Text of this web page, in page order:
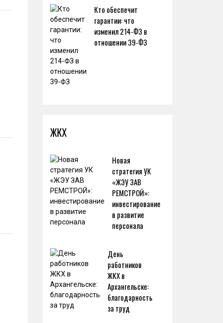
Кто обеспечит
гарантии: что
изменил 214-ФЗ в
отношении 39-ФЗ
ЖКХ
Новая
стратегия УК
«ЖЭУ ЗАВ
РЕМСТРОЙ»:
инвестирование
в развитие
персонала
День
работников
ЖКХ в
Архангельске:
благодарность
за труд